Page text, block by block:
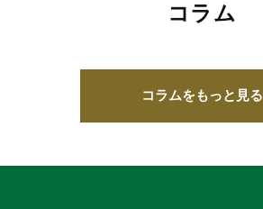
コラム
コラムをもっと見る